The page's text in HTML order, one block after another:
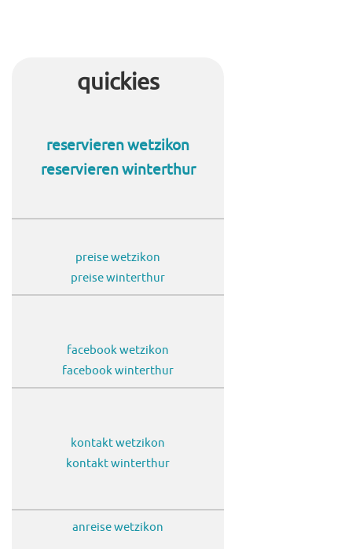
quickies
reservieren wetzikon
reservieren winterthur
preise wetzikon
preise winterthur
facebook wetzikon
facebook winterthur
kontakt wetzikon
kontakt winterthur
anreise wetzikon